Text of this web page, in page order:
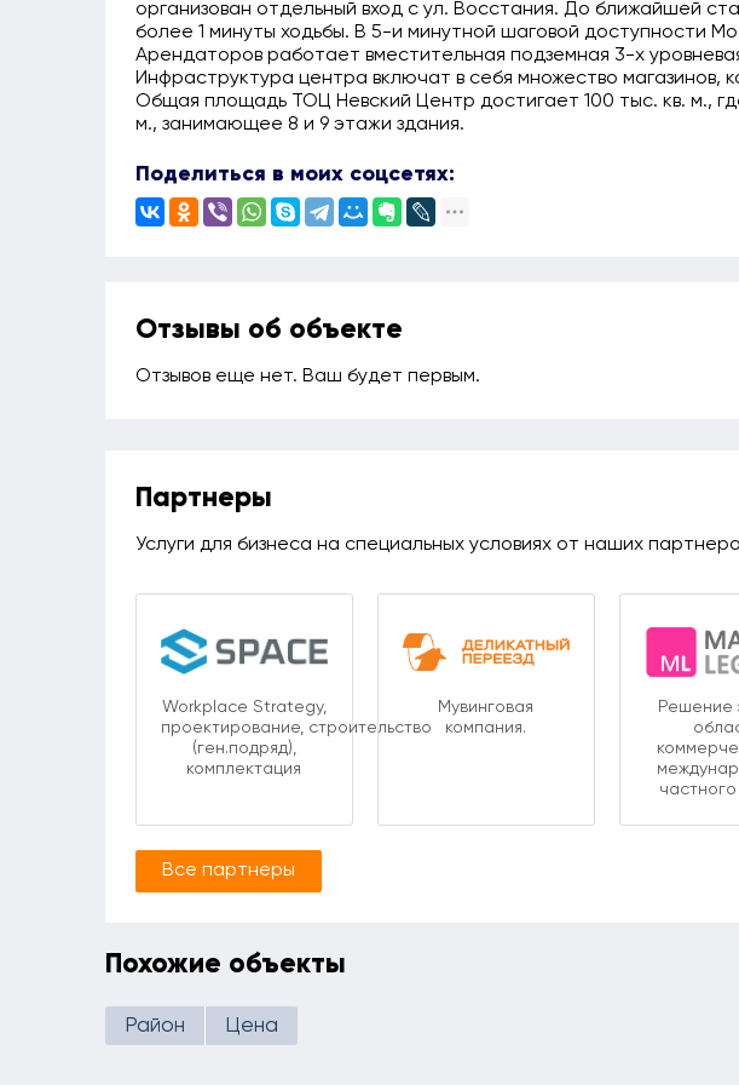
организован отдельный вход с ул. Восстания. До ближайшей
более 1 минуты ходьбы. В 5-и минутной шаговой доступности
Арендаторов работает вместительная подземная 3-х
Инфраструктура центра включат в себя множество магазинов,
Общая площадь ТОЦ Невский Центр достигает 100 тыс. кв. м.,
м., занимающее 8 и 9 этажи здания.
Поделиться в моих соцсетях:
Отзывы об объекте
Отзывов еще нет. Ваш будет первым.
Партнеры
Услуги для бизнеса на специальных условиях от наших
Workplace Strategy,
проектирование, строительство
(ген.подряд),
комплектация
Мувинговая
компания.
Решение
Все партнеры
Похожие объекты
Район Цена